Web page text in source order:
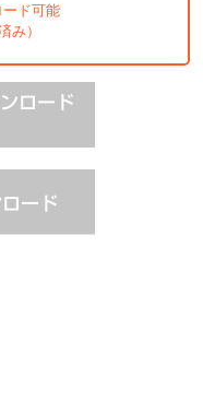
ード可能
み）